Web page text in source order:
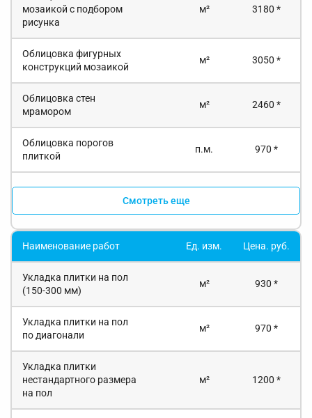
мозаикой с подбором
рисунка
м² 3180 *
Облицовка фигурных
конструкций мозаикой
м² 3050 *
Облицовка стен
мрамором
м² 2460 *
Облицовка порогов
плиткой
п.м. 970 *
Смотреть еще
Наименование работ Ед. изм. Цена. руб.
Укладка плитки на пол
(150-300 мм)
м² 930 *
Укладка плитки на пол
по диагонали
м² 970 *
Укладка плитки
нестандартного размера
на пол
м² 1200 *